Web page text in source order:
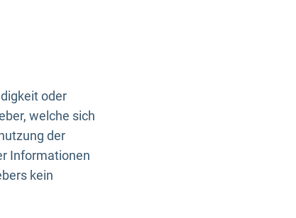
oder
welche sich
der
Informationen
kein